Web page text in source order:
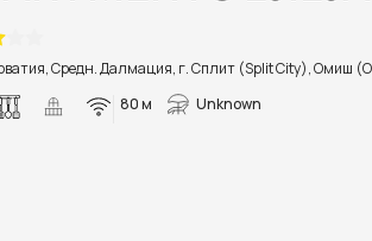
Средн. Далмация, г. Сплит (Split City), Омиш
80 м
Unknown